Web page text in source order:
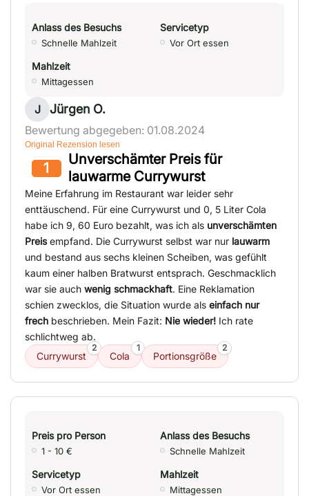
Anlass des Besuchs
Schnelle Mahlzeit
Servicetyp
Vor Ort essen
Mahlzeit
Mittagessen
J Jürgen O.
Bewertung abgegeben: 01.08.2024
Original Rezension lesen
1
Unverschämter Preis für
lauwarme Currywurst
Meine Erfahrung im Restaurant war leider sehr
enttäuschend. Für eine Currywurst und 0, 5 Liter Cola
habe ich 9, 60 Euro bezahlt, was ich als unverschämten
Preisempfand. Die Currywurst selbst war nur lauwarm
und bestand aus sechs kleinen Scheiben, was gefühlt
kaum einer halben Bratwurst entsprach. Geschmacklich
war sie auch wenig schmackhaft. Eine Reklamation
schien zwecklos, die Situation wurde als einfach nur
frech beschrieben. Mein Fazit: Nie wieder! Ich rate
schlichtweg ab.
Currywurst
2
Cola
1
Portionsgröße
2
Preis pro Person
1 - 10 €
Anlass des Besuchs
Schnelle Mahlzeit
Servicetyp
Vor Ort essen
Mahlzeit
Mittagessen